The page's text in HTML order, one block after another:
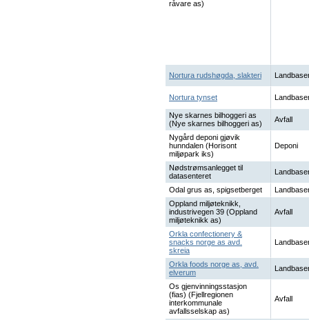
råvare as)
Nortura rudshøgda, slakteri
Nortura tynset
Nye skarnes bilhoggeri as
(Nye skarnes bilhoggeri as)
Avfall
Nygård deponi gjøvik
hunndalen (Horisont
miljøpark iks)
Deponi
Nødstrømsanlegget til
datasenteret
Odal grus as, spigsetberget
Oppland miljøteknikk,
industrivegen 39 (Oppland
miljøteknikk as)
Avfall
Orkla confectionery &
snacks norge as avd.
skreia
Orkla foods norge as, avd.
elverum
Os gjenvinningsstasjon
(fias) (Fjellregionen
interkommunale
avfallsselskap as)
Avfall